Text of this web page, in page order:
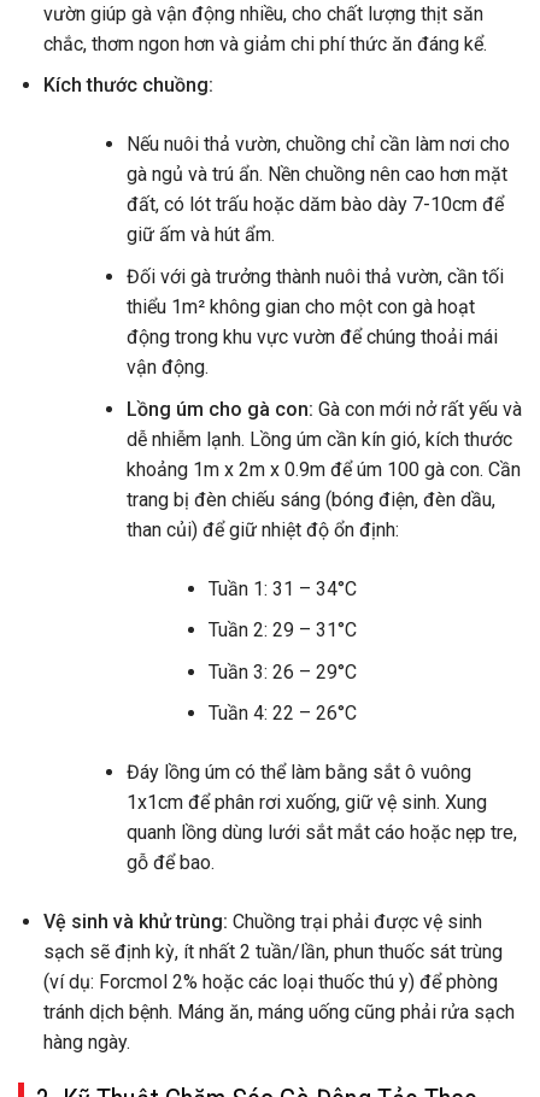
vườn giúp gà vận động nhiều, cho chất lượng thịt săn
chắc, thơm ngon hơn và giảm chi phí thức ăn đáng kể.
Kích thước chuồng:
Nếu nuôi thả vườn, chuồng chỉ cần làm nơi cho
gà ngủ và trú ẩn. Nền chuồng nên cao hơn mặt
đất, có lót trấu hoặc dăm bào dày 7-10cm để
giữ ấm và hút ẩm.
Đối với gà trưởng thành nuôi thả vườn, cần tối
thiểu 1m² không gian cho một con gà hoạt
động trong khu vực vườn để chúng thoải mái
vận động.
Lồng úm cho gà con: Gà con mới nở rất yếu và
dễ nhiễm lạnh. Lồng úm cần kín gió, kích thước
khoảng 1m x 2m x 0.9m để úm 100 gà con. Cần
trang bị đèn chiếu sáng (bóng điện, đèn dầu,
than củi) để giữ nhiệt độ ổn định:
Tuần 1: 31 – 34°C
Tuần 2: 29 – 31°C
Tuần 3: 26 – 29°C
Tuần 4: 22 – 26°C
Đáy lồng úm có thể làm bằng sắt ô vuông
1x1cm để phân rơi xuống, giữ vệ sinh. Xung
quanh lồng dùng lưới sắt mắt cáo hoặc nẹp tre,
gỗ để bao.
Vệ sinh và khử trùng: Chuồng trại phải được vệ sinh
sạch sẽ định kỳ, ít nhất 2 tuần/lần, phun thuốc sát trùng
(ví dụ: Forcmol 2% hoặc các loại thuốc thú y) để phòng
tránh dịch bệnh. Máng ăn, máng uống cũng phải rửa sạch
hàng ngày.